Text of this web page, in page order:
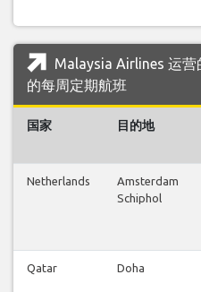
Malaysia Airlines 运
的每周定期航班
国家 目的地
Netherlands
Amsterdam
Schiphol
Qatar Doha